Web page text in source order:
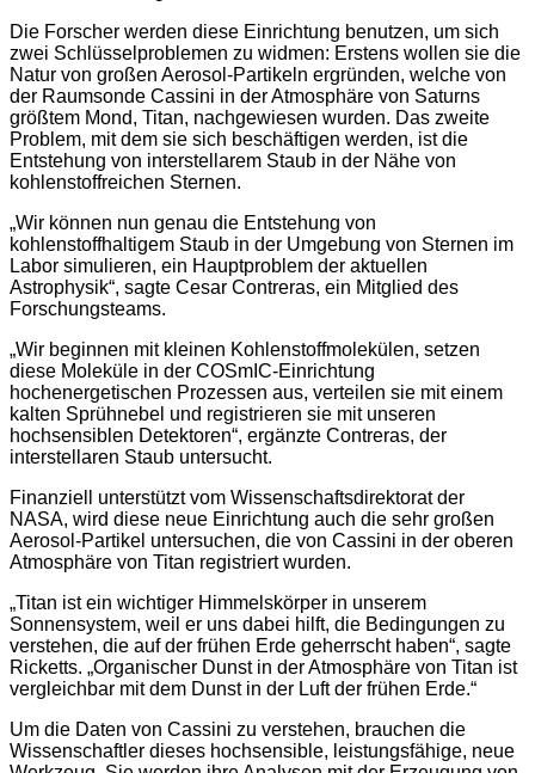
Die Forscher werden diese Einrichtung benutzen, um sich
zwei Schlüsselproblemen zu widmen: Erstens wollen sie die
Natur von großen Aerosol-Partikeln ergründen, welche von
der Raumsonde Cassini in der Atmosphäre von Saturns
größtem Mond, Titan, nachgewiesen wurden. Das zweite
Problem, mit dem sie sich beschäftigen werden, ist die
Entstehung von interstellarem Staub in der Nähe von
kohlenstoffreichen Sternen.
„Wir können nun genau die Entstehung von
kohlenstoffhaltigem Staub in der Umgebung von Sternen im
Labor simulieren, ein Hauptproblem der aktuellen
Astrophysik“, sagte Cesar Contreras, ein Mitglied des
Forschungsteams.
„Wir beginnen mit kleinen Kohlenstoffmolekülen, setzen
diese Moleküle in der COSmIC-Einrichtung
hochenergetischen Prozessen aus, verteilen sie mit einem
kalten Sprühnebel und registrieren sie mit unseren
hochsensiblen Detektoren“, ergänzte Contreras, der
interstellaren Staub untersucht.
Finanziell unterstützt vom Wissenschaftsdirektorat der
NASA, wird diese neue Einrichtung auch die sehr großen
Aerosol-Partikel untersuchen, die von Cassini in der oberen
Atmosphäre von Titan registriert wurden.
„Titan ist ein wichtiger Himmelskörper in unserem
Sonnensystem, weil er uns dabei hilft, die Bedingungen zu
verstehen, die auf der frühen Erde geherrscht haben“, sagte
Ricketts. „Organischer Dunst in der Atmosphäre von Titan ist
vergleichbar mit dem Dunst in der Luft der frühen Erde.“
Um die Daten von Cassini zu verstehen, brauchen die
Wissenschaftler dieses hochsensible, leistungsfähige, neue